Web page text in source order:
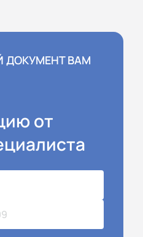
ДОКУМЕНТ ВАМ
от